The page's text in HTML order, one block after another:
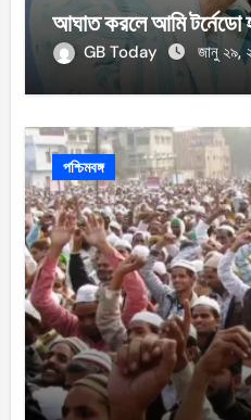
আঘাত করলে আমি টর্নেডো
GB Today জানু ২৯,
পশ্চিমবঙ্গ